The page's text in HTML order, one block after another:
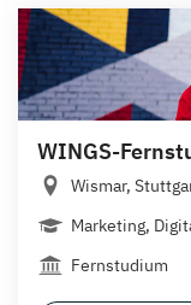
WINGS-
Wismar,
Marketing,
Fernstudium